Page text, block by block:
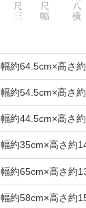
幅約64.5cm×高さ
幅約54.5cm×高さ
幅約44.5cm×高さ
幅約35cm×高さ約
幅約65cm×高さ約
幅約58cm×高さ約